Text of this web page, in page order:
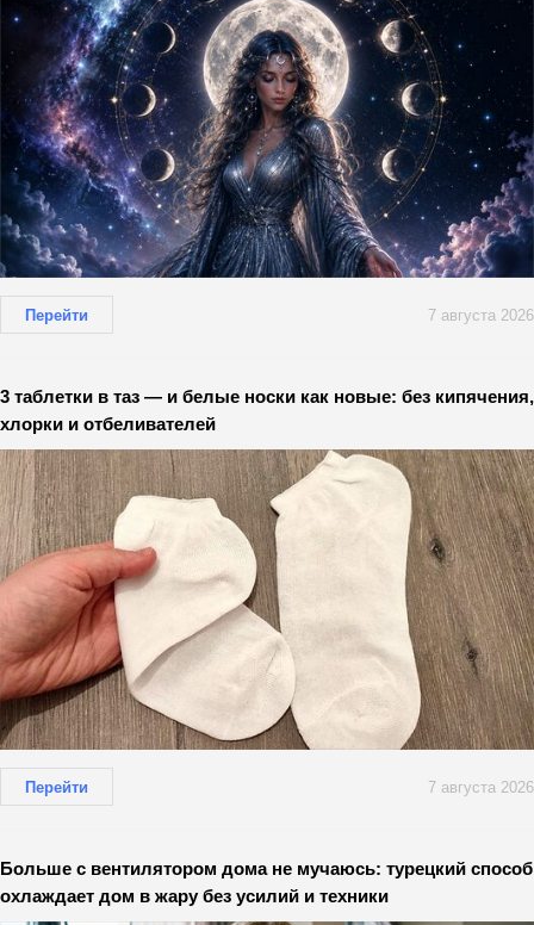
Перейти 7 августа 2026
3 таблетки в таз — и белые носки как новые: без кипячения,
хлорки и отбеливателей
Перейти 7 августа 2026
Больше с вентилятором дома не мучаюсь: турецкий способ
охлаждает дом в жару без усилий и техники